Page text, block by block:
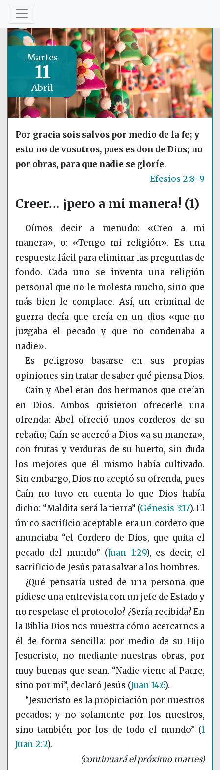
Martes
11
Abril
Por gracia sois salvos por medio de la fe; y
esto no de vosotros, pues es don de Dios; no
por obras, para que nadie se gloríe.
Efesios 2:8-9
Creer… ¡pero a mi manera! (1)
Oímos decir a menudo: «Creo a mi
manera», o: «Tengo mi religión». Es una
respuesta fácil para eliminar las preguntas de
fondo. Cada uno se inventa una religión
personal que no le molesta mucho, sino que
más bien le complace. Así, un criminal de
guerra decía que creía en un dios «que no
juzgaba el pecado y que no condenaba a
nadie».
Es peligroso basarse en sus propias
opiniones sin tratar de saber qué piensa Dios.
Caín y Abel eran dos hermanos que creían
en Dios. Ambos quisieron ofrecerle una
ofrenda: Abel ofreció unos corderos de su
rebaño; Caín se acercó a Dios «a su manera»,
con frutas y verduras de su huerto, sin duda
los mejores que él mismo había cultivado.
Sin embargo, Dios no aceptó su ofrenda, pues
Caín no tuvo en cuenta lo que Dios había
dicho: “Maldita será la tierra” (Génesis 3:17). El
único sacrificio aceptable era un cordero que
anunciaba “el Cordero de Dios, que quita el
pecado del mundo” (Juan 1:29), es decir, el
sacrificio de Jesús para salvar a los hombres.
¿Qué pensaría usted de una persona que
pidiese una entrevista con un jefe de Estado y
no respetase el protocolo? ¿Sería recibida? En
la Biblia Dios nos muestra cómo acercarnos a
él de forma sencilla: por medio de su Hijo
Jesucristo, no mediante nuestras obras, por
muy buenas que sean. “Nadie viene al Padre,
sino por mí”, declaró Jesús (Juan 14:6).
“Jesucristo es la propiciación por nuestros
pecados; y no solamente por los nuestros,
sino también por los de todo el mundo” (1
Juan 2:2).
(continuará el próximo martes)